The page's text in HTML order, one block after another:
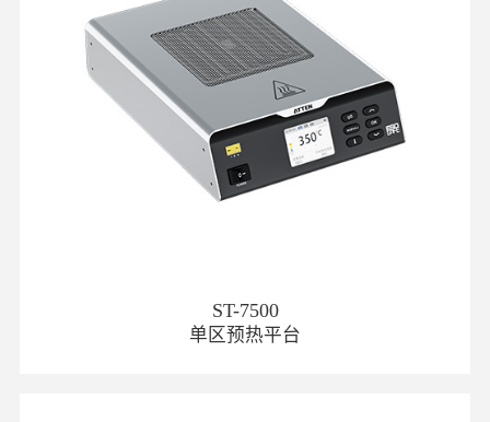
ST-7500
单区预热平台